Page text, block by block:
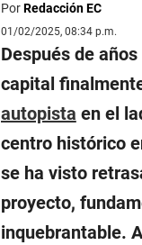
PorRedacción EC
01/02/2025, 08:34 p.m.
Después de
capital
autopista en el
centro histórico
se ha visto
proyecto,
inquebrantable.